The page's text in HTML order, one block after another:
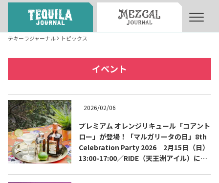
テキーラのつくり方 How to Make Tequila
テキーラマーケット Tequila Market
テキーラジャーナル トピックス
イベント
2026/02/06
プレミアム オレンジリキュール「コアント
ロー」が登場！「マルガリータの日」8th
Celebration Party 2026 2月15日（日）
13:00-17:00／RIDE（天王洲アイル）にて